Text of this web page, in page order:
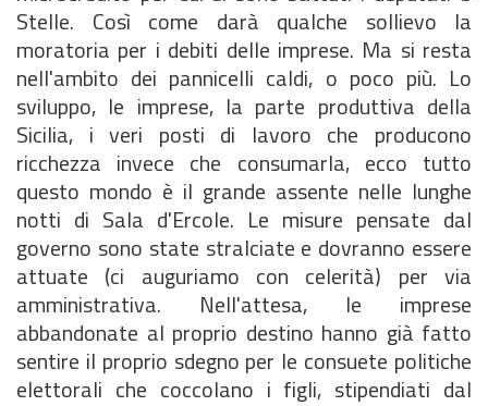
Stelle. Così come darà qualche sollievo la
moratoria per i debiti delle imprese. Ma si resta
nell'ambito dei pannicelli caldi, o poco più. Lo
sviluppo, le imprese, la parte produttiva della
Sicilia, i veri posti di lavoro che producono
ricchezza invece che consumarla, ecco tutto
questo mondo è il grande assente nelle lunghe
notti di Sala d'Ercole. Le misure pensate dal
governo sono state stralciate e dovranno essere
attuate (ci auguriamo con celerità) per via
amministrativa. Nell'attesa, le imprese
abbandonate al proprio destino hanno già fatto
sentire il proprio sdegno per le consuete politiche
elettorali che coccolano i figli, stipendiati dal